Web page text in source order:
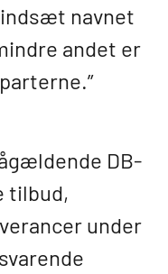
navnet
andet er
DB-
tilbud,
under